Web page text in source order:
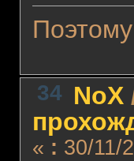
34 NoX
« : 30/11/